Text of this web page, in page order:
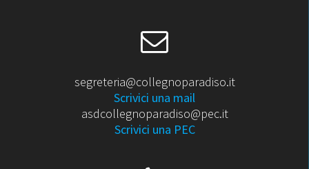
segreteria@collegnoparadiso.it
Scrivici una mail
asdcollegnoparadiso@pec.it
Scrivici una PEC